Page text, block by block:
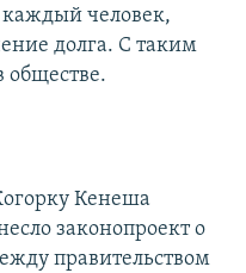
каждый человек,
долга. С таким
Кенеша
законопроект о
правительством